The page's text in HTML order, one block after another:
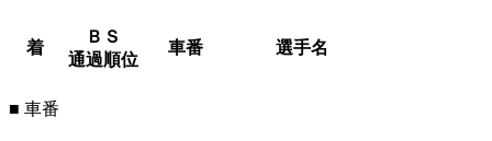
着
ＢＳ
通過順位
車番 選手名
■ 車番